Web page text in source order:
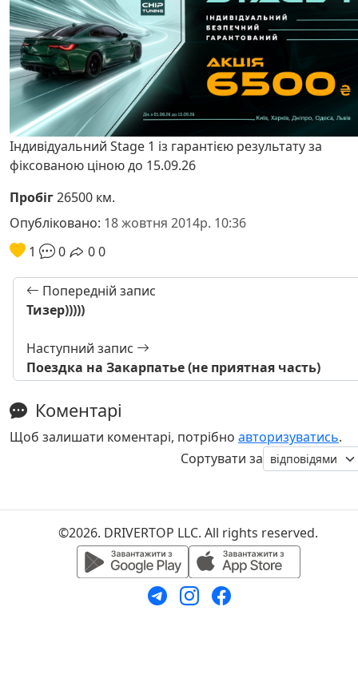
Індивідуальний Stage 1 із гарантією результату за
фіксованою ціною до 15.09.26
Пробіг26500 км.
Опубліковано: 18 жовтня 2014р. 10:36
1
0 00
Попередній запис
Тизер)))))
Наступний запис
Поездка на Закарпатье (не приятная часть)
Коментарі
Щоб залишати коментарі, потрібно авторизуватись.
Сортувати за
©2026. DRIVERTOP LLC. All rights reserved.